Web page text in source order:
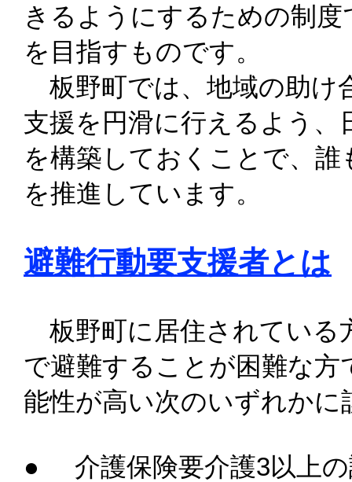
きるようにするための制
を目指すものです。
板野町では、地域の助け
支援を円滑に行えるよう、
を構築しておくことで、
を推進しています。
避難行動要支援者とは
板野町に居住されている
で避難することが困難な
能性が高い次のいずれか
● 介護保険要介護3以上の